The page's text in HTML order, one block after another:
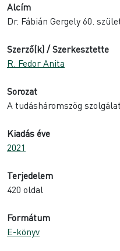
Alcím
Dr. Fábián Gergely 60.
Szerző(k) / Szerkesztette
R. Fedor Anita
Sorozat
A tudásháromszög
Kiadás éve
2021
Terjedelem
420 oldal
Formátum
E-könyv